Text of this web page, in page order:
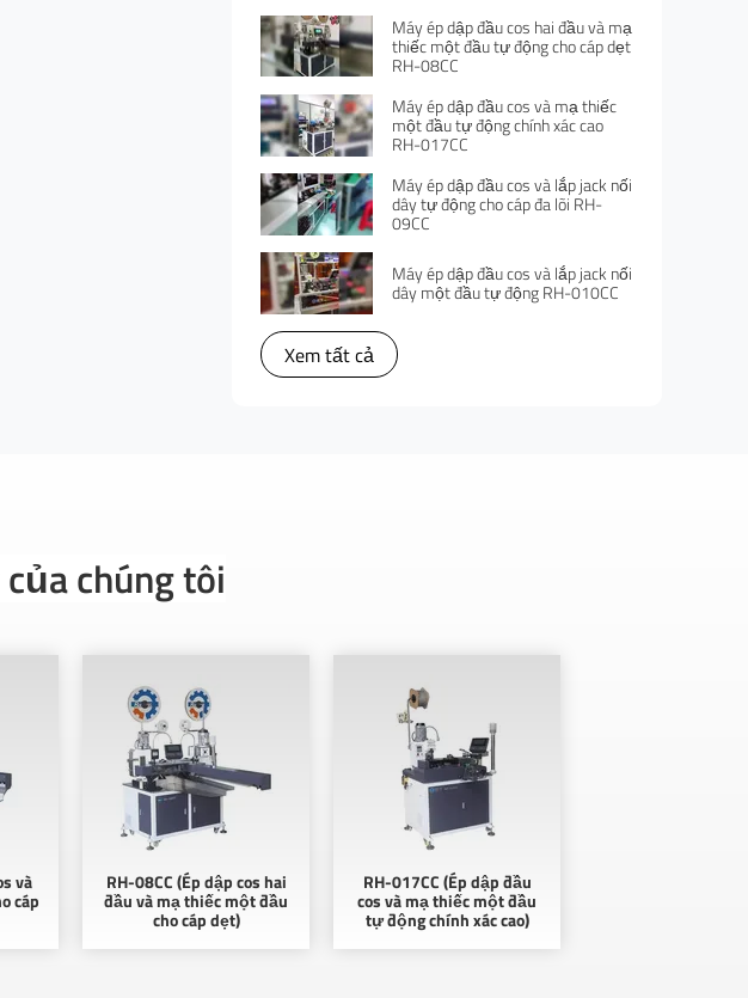
Máy ép dập đầu cos hai đầu và mạ
thiếc một đầu tự động cho cáp dẹt
RH-08CC
Máy ép dập đầu cos và mạ thiếc
một đầu tự động chính xác cao
RH-017CC
Máy ép dập đầu cos và lắp jack nối
dây tự động cho cáp đa lõi RH-
09CC
Máy ép dập đầu cos và lắp jack nối
dây một đầu tự động RH-010CC
Xem tất cả
chúng tôi
và
cáp
RH-08CC (Ép dập cos hai
đầu và mạ thiếc một đầu
cho cáp dẹt)
RH-017CC (Ép dập đầu
cos và mạ thiếc một đầu
tự động chính xác cao)